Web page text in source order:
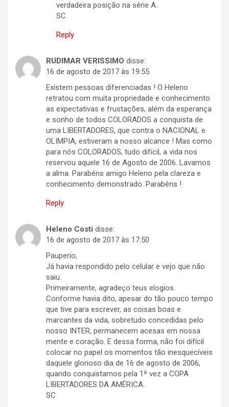
verdadeira posição na série A.
SC
Reply
RUDIMAR VERISSIMO disse:
16 de agosto de 2017 às 19:55
Existem pessoas diferenciadas ! O Heleno
retratou com muita propriedade e conhecimento
as expectativas e frustações, além da esperança
e sonho de todos COLORADOS a conquista de
uma LIBERTADORES, que contra o NACIONAL e
OLIMPIA, estiveram a nosso alcance ! Mas como
para nós COLORADOS, tudo difícil, a vida nos
reservou aquele 16 de Agosto de 2006. Lavamos
a alma. Parabéns amigo Heleno pela clareza e
conhecimento demonstrado. Parabéns !
Reply
Heleno Costi disse:
16 de agosto de 2017 às 17:50
Pauperio,
Já havia respondido pelo celular e vejo que não
saiu.
Primeiramente, agradeço teus elogios.
Conforme havia dito, apesar do tão pouco tempo
que tive para escrever, as coisas boas e
marcantes da vida, sobretudo concedidas pelo
nosso INTER, permanecem acesas em nossa
mente e coração. E dessa forma, não foi difícil
colocar no papel os momentos tão inesquecíveis
daquele glorioso dia de 16 de agosto de 2006,
quando conquistamos pela 1ª vez a COPA
LIBERTADORES DA AMÉRICA.
SC